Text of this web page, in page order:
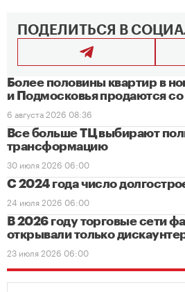
ПОДЕЛИТЬСЯ В
Более половины квартир в
и Подмосковья продаются
6 августа 2026 08:36
Все больше ТЦ выбирают
трансформацию
30 июля 2026 06:00
С 2024 года число
24 июля 2026 06:00
В 2026 году торговые сети
открывали только
23 июля 2026 06:00